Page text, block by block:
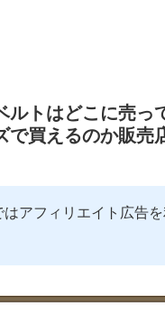
ルトはどこに売っ
で買えるのか販売
アフィリエイト広告